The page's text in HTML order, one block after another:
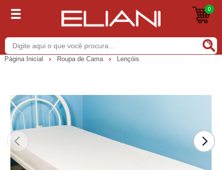
0
Página Inicial Roupa de Cama Lençóis